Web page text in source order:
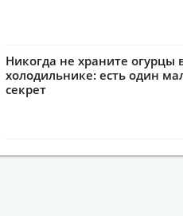
Никогда не храните огурцы
холодильнике: есть один
секрет